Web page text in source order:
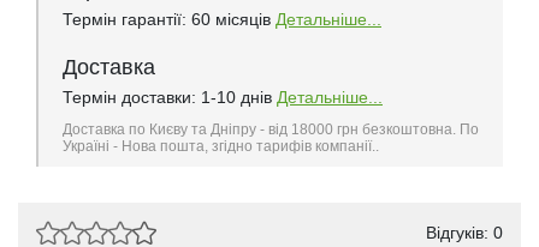
Термін гарантії: 60 місяців Детальніше...
Доставка
Термін доставки: 1-10 днів Детальніше...
Доставка по Києву та Дніпру - від 18000 грн безкоштовна. По
Україні - Нова пошта, згідно тарифів компанії..
Відгуків: 0